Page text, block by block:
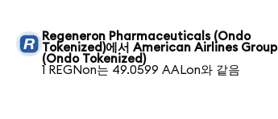
Regeneron Pharmaceuticals (Ondo
Tokenized)에서 American Airlines Group
(Ondo Tokenized)
1 REGNon는 49.0599 AALon와 같음